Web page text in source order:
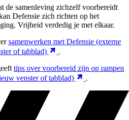
de samenleving zichzelf voorbereidt
Defensie zich richten op het
Vrijheid verdedig je met elkaar.
samenwerken met Defensie (externe
of tabblad)
.
tips over voorbereid zijn op rampen
venster of tabblad)
.